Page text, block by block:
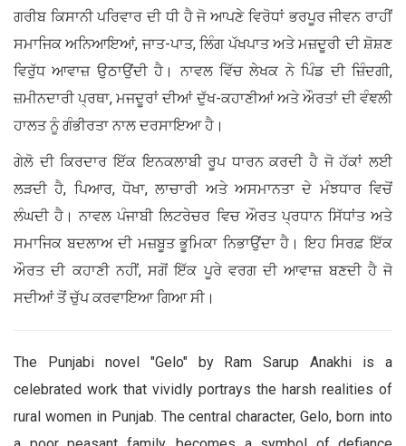
ਗਰੀਬ ਕਿਸਾਨੀ ਪਰਿਵਾਰ ਦੀ ਧੀ ਹੈ ਜੋ ਆਪਣੇ ਵਿਰੋਧਾਂ ਭਰਪੂਰ ਜੀਵਨ ਰਾਹੀਂ
ਸਮਾਜਿਕ ਅਨਿਆਇਆਂ, ਜਾਤ-ਪਾਤ, ਲਿੰਗ ਪੱਖਪਾਤ ਅਤੇ ਮਜ਼ਦੂਰੀ ਦੀ ਸ਼ੋਸ਼ਣ
ਵਿਰੁੱਧ ਆਵਾਜ਼ ਉਠਾਉਂਦੀ ਹੈ। ਨਾਵਲ ਵਿੱਚ ਲੇਖਕ ਨੇ ਪਿੰਡ ਦੀ ਜ਼ਿੰਦਗੀ,
ਜ਼ਮੀਨਦਾਰੀ ਪ੍ਰਥਾ, ਮਜਦੂਰਾਂ ਦੀਆਂ ਦੁੱਖ-ਕਹਾਣੀਆਂ ਅਤੇ ਔਰਤਾਂ ਦੀ ਵੰਞਲੀ
ਹਾਲਤ ਨੂੰ ਗੰਭੀਰਤਾ ਨਾਲ ਦਰਸਾਇਆ ਹੈ।
ਗੇਲੋ ਦੀ ਕਿਰਦਾਰ ਇੱਕ ਇਨਕਲਾਬੀ ਰੂਪ ਧਾਰਨ ਕਰਦੀ ਹੈ ਜੋ ਹੱਕਾਂ ਲਈ
ਲੜਦੀ ਹੈ, ਪਿਆਰ, ਧੋਖਾ, ਲਾਚਾਰੀ ਅਤੇ ਅਸਮਾਨਤਾ ਦੇ ਮੰਝਧਾਰ ਵਿਚੋਂ
ਲੰਘਦੀ ਹੈ। ਨਾਵਲ ਪੰਜਾਬੀ ਲਿਟਰੇਚਰ ਵਿਚ ਔਰਤ ਪ੍ਰਧਾਨ ਸਿੱਧਾਂਤ ਅਤੇ
ਸਮਾਜਿਕ ਬਦਲਾਅ ਦੀ ਮਜ਼ਬੂਤ ਭੂਮਿਕਾ ਨਿਭਾਉਂਦਾ ਹੈ। ਇਹ ਸਿਰਫ਼ ਇੱਕ
ਔਰਤ ਦੀ ਕਹਾਣੀ ਨਹੀਂ, ਸਗੋਂ ਇੱਕ ਪੂਰੇ ਵਰਗ ਦੀ ਆਵਾਜ਼ ਬਣਦੀ ਹੈ ਜੋ
ਸਦੀਆਂ ਤੋਂ ਚੁੱਪ ਕਰਵਾਇਆ ਗਿਆ ਸੀ।
The Punjabi novel "Gelo" by Ram Sarup Anakhi is a
celebrated work that vividly portrays the harsh realities of
rural women in Punjab. The central character, Gelo, born into